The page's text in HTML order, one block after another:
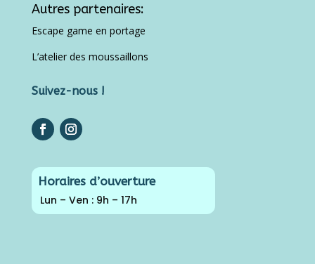
Autres partenaires:
Escape game en portage
L’atelier des moussaillons
Suivez-nous !
Horaires d’ouverture
Lun – Ven : 9h – 17h